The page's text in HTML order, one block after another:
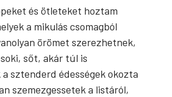
és ötleteket hoztam
a mikulás csomagból
örömet szerezhetnek,
sőt, akár túl is
sztenderd édességek okozta
szemezgessetek a listáról,